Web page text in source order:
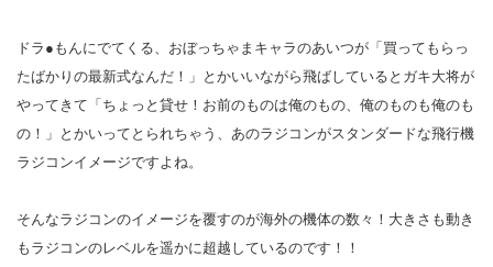
ドラ●もんにでてくる、おぼっちゃまキャラのあいつが「買ってもらっ
たばかりの最新式なんだ！」とかいいながら飛ばしているとガキ大将が
やってきて「ちょっと貸せ！お前のものは俺のもの、俺のものも俺のも
の！」とかいってとられちゃう、あのラジコンがスタンダードな飛行機
ラジコンイメージですよね。
そんなラジコンのイメージを覆すのが海外の機体の数々！大きさも動き
もラジコンのレベルを遥かに超越しているのです！！